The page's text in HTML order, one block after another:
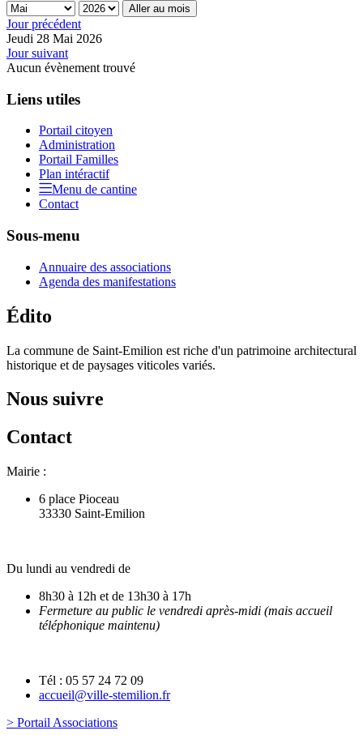
Aller au mois
Jour précédent
Jeudi 28 Mai 2026
Jour suivant
Aucun évènement trouvé
Liens utiles
Portail citoyen
Administration
Portail Familles
Plan intéractif
Menu de cantine
Contact
Sous-menu
Annuaire des associations
Agenda des manifestations
Édito
La commune de Saint-Emilion est riche d'un patrimoine architectural
historique et de paysages viticoles variés.
Nous suivre
Contact
Mairie :
6 place Pioceau
33330 Saint-Emilion
Du lundi au vendredi de
8h30 à 12h et de 13h30 à 17h
Fermeture au public le vendredi après-midi (mais accueil
téléphonique maintenu)
Tél : 05 57 24 72 09
accueil@ville-stemilion.fr
> Portail Associations